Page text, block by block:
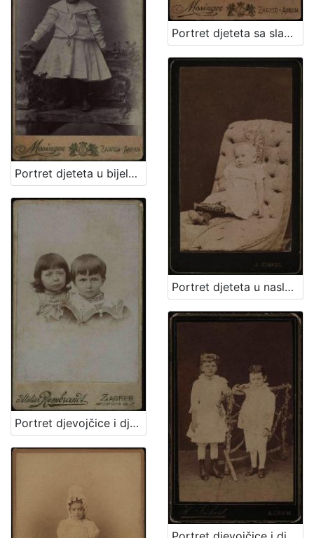
Portret djeteta sa slamnatim šeširom / Mosinger ; [izradio] Artistički zavod Mosinger
Portret djeteta u bijeloj haljinici i tamnim čizmicama / Artistički zavod Mosinger
Portret djeteta u naslonjaču / Ivan Standl
Portret djevojčice i dječaka / Atelier Rembrandt